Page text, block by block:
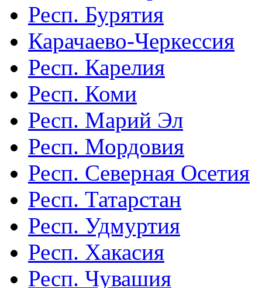
Респ. Бурятия
Карачаево-Черкессия
Респ. Карелия
Респ. Коми
Респ. Марий Эл
Респ. Мордовия
Респ. Северная Осетия
Респ. Татарстан
Респ. Удмуртия
Респ. Хакасия
Респ. Чувашия